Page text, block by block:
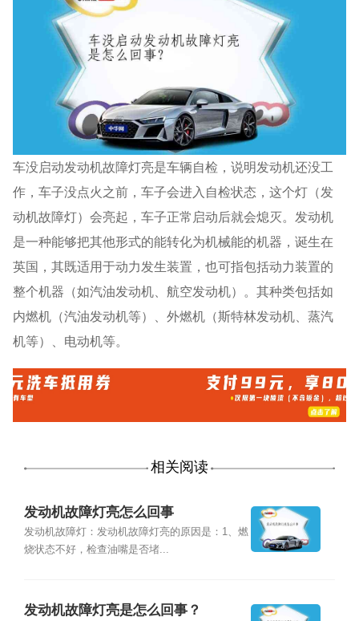
车没启动发动机故障灯亮是车辆自检，说明发动机还没工
作，车子没点火之前，车子会进入自检状态，这个灯（发
动机故障灯）会亮起，车子正常启动后就会熄灭。发动机
是一种能够把其他形式的能转化为机械能的机器，诞生在
英国，其既适用于动力发生装置，也可指包括动力装置的
整个机器（如汽油发动机、航空发动机）。其种类包括如
内燃机（汽油发动机等）、外燃机（斯特林发动机、蒸汽
机等）、电动机等。
相关阅读
发动机故障灯亮怎么回事
发动机故障灯：发动机故障灯亮的原因是：1、燃
烧状态不好，检查油嘴是否堵...
发动机故障灯亮是怎么回事？